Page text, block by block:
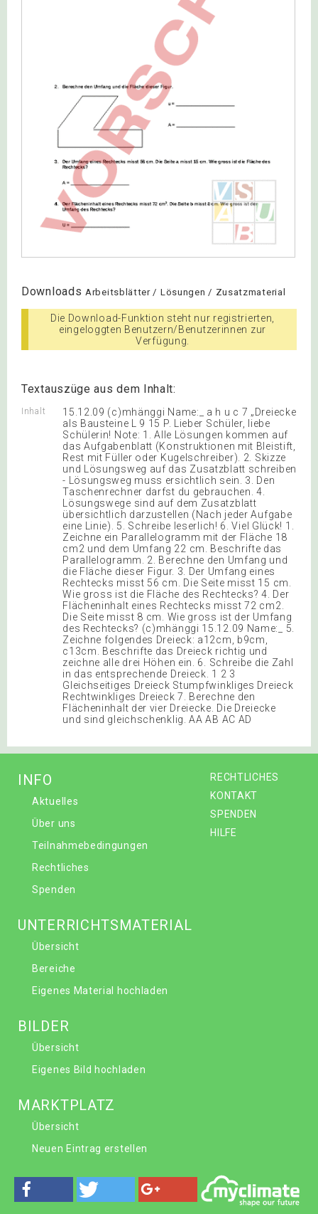
Downloads Arbeitsblätter / Lösungen / Zusatzmaterial
Die Download-Funktion steht nur registrierten,
eingeloggten Benutzern/Benutzerinnen zur
Verfügung.
Textauszüge aus dem Inhalt:
Inhalt
15.12.09 (c)mhänggi Name:_ a h u c 7 „Dreiecke
als Bausteine L 9 15 P. Lieber Schüler, liebe
Schülerin! Note: 1. Alle Lösungen kommen auf
das Aufgabenblatt (Konstruktionen mit Bleistift,
Rest mit Füller oder Kugelschreiber). 2. Skizze
und Lösungsweg auf das Zusatzblatt schreiben
- Lösungsweg muss ersichtlich sein. 3. Den
Taschenrechner darfst du gebrauchen. 4.
Lösungswege sind auf dem Zusatzblatt
übersichtlich darzustellen (Nach jeder Aufgabe
eine Linie). 5. Schreibe leserlich! 6. Viel Glück! 1.
Zeichne ein Parallelogramm mit der Fläche 18
cm2 und dem Umfang 22 cm. Beschrifte das
Parallelogramm. 2. Berechne den Umfang und
die Fläche dieser Figur. 3. Der Umfang eines
Rechtecks misst 56 cm. Die Seite misst 15 cm.
Wie gross ist die Fläche des Rechtecks? 4. Der
Flächeninhalt eines Rechtecks misst 72 cm2.
Die Seite misst 8 cm. Wie gross ist der Umfang
des Rechtecks? (c)mhänggi 15.12.09 Name:_ 5.
Zeichne folgendes Dreieck: a12cm, b9cm,
c13cm. Beschrifte das Dreieck richtig und
zeichne alle drei Höhen ein. 6. Schreibe die Zahl
in das entsprechende Dreieck. 1 2 3
Gleichseitiges Dreieck Stumpfwinkliges Dreieck
Rechtwinkliges Dreieck 7. Berechne den
Flächeninhalt der vier Dreiecke. Die Dreiecke
und sind gleichschenklig. AA AB AC AD
RECHTLICHES
KONTAKT
SPENDEN
HILFE
INFO
Aktuelles
Über uns
Teilnahmebedingungen
Rechtliches
Spenden
UNTERRICHTSMATERIAL
Übersicht
Bereiche
Eigenes Material hochladen
BILDER
Übersicht
Eigenes Bild hochladen
MARKTPLATZ
Übersicht
Neuen Eintrag erstellen